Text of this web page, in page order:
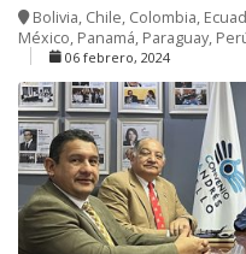
Bolivia, Chile, Colombia,
México, Panamá, Paraguay,
06 febrero, 2024